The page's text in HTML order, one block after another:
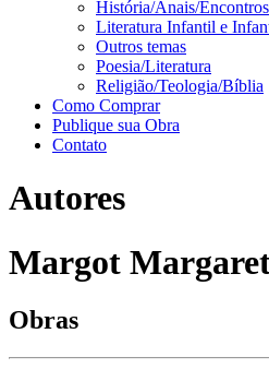
História/Anais/Encontros
Literatura Infantil e
Outros temas
Poesia/Literatura
Religião/Teologia/Bíblia
Como Comprar
Publique sua Obra
Contato
Autores
Margot
Obras